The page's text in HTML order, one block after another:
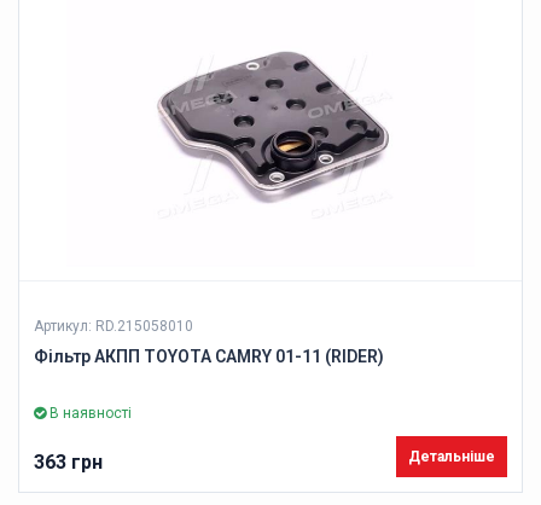
Артикул: RD.215058010
Фільтр АКПП TOYOTA CAMRY 01-11 (RIDER)
В наявності
363 грн Детальніше